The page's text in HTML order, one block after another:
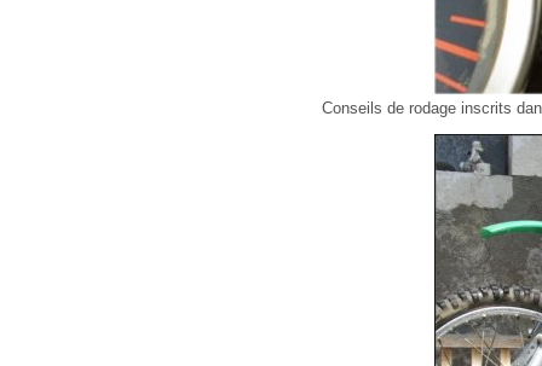
Conseils de rodage inscrits